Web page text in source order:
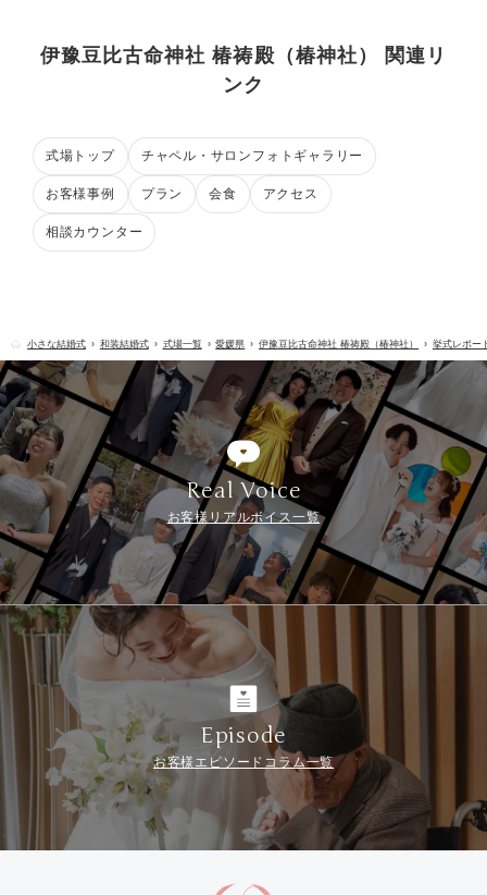
伊豫豆比古命神社 椿祷殿（椿神社） 関連リ
ンク
式場トップ チャペル・サロンフォトギャラリー
お客様事例 プラン 会食 アクセス
相談カウンター
小さな結婚式 和装結婚式 式場一覧 愛媛県 伊豫豆比古命神社 椿祷殿（椿神社） 挙式レポー
Real Voice
お客様リアルボイス一覧
Episode
お客様エピソードコラム一覧